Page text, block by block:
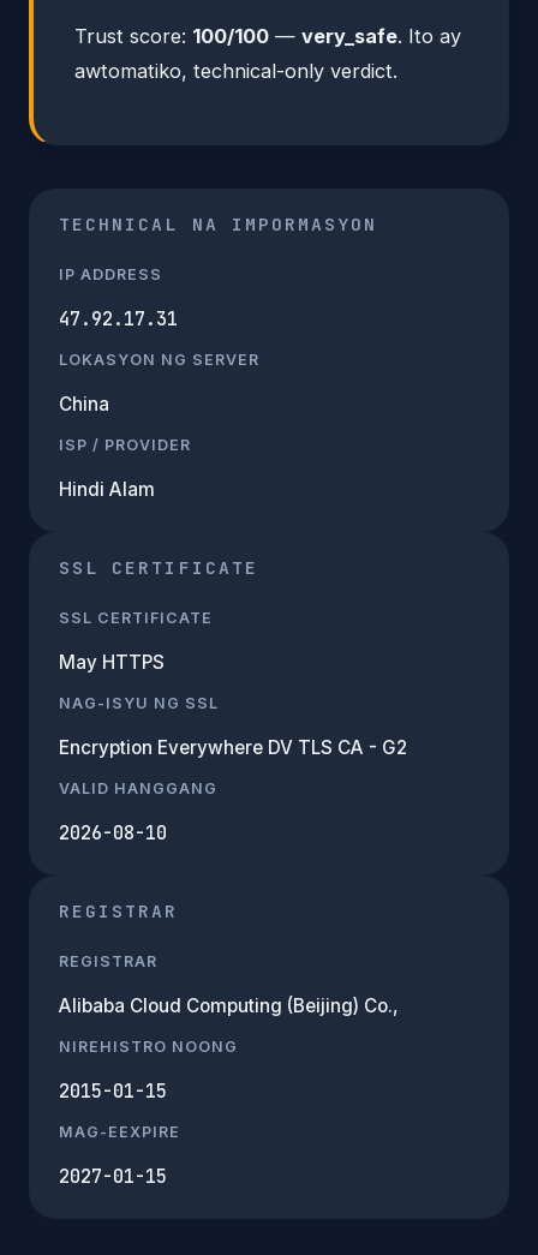
Trust score: 100/100 — very_safe. Ito ay
awtomatiko, technical-only verdict.
TECHNICAL NA IMPORMASYON
IP ADDRESS
47.92.17.31
LOKASYON NG SERVER
China
ISP / PROVIDER
Hindi Alam
SSL CERTIFICATE
SSL CERTIFICATE
May HTTPS
NAG-ISYU NG SSL
Encryption Everywhere DV TLS CA - G2
VALID HANGGANG
2026-08-10
REGISTRAR
REGISTRAR
Alibaba Cloud Computing (Beijing) Co.,
NIREHISTRO NOONG
2015-01-15
MAG-EEXPIRE
2027-01-15